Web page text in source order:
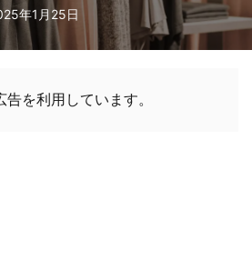
年1月25日
を利用しています。